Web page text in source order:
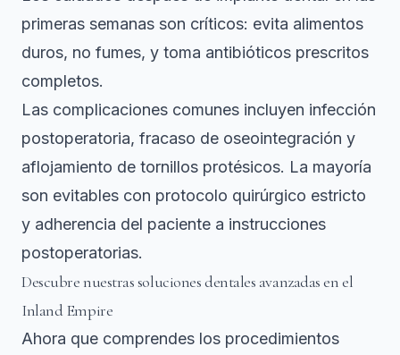
primeras semanas son críticos: evita alimentos
duros, no fumes, y toma antibióticos prescritos
completos.
Las complicaciones comunes incluyen infección
postoperatoria, fracaso de oseointegración y
aflojamiento de tornillos protésicos. La mayoría
son evitables con protocolo quirúrgico estricto
y adherencia del paciente a instrucciones
postoperatorias.
Descubre nuestras soluciones dentales avanzadas en el
Inland Empire
Ahora que comprendes los procedimientos